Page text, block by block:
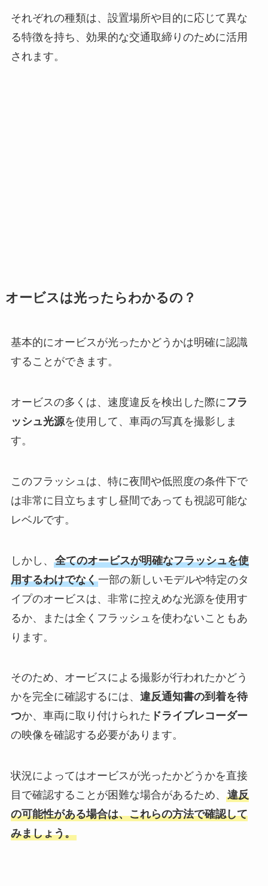
それぞれの種類は、設置場所や目的に応じて異な
る特徴を持ち、効果的な交通取締りのために活用
されます。
オービスは光ったらわかるの？
基本的にオービスが光ったかどうかは明確に認識
することができます。
オービスの多くは、速度違反を検出した際にフラ
ッシュ光源を使用して、車両の写真を撮影しま
す。
このフラッシュは、特に夜間や低照度の条件下で
は非常に目立ちますし昼間であっても視認可能な
レベルです。
しかし、 全てのオービスが明確なフラッシュを使
用するわけでなく一部の新しいモデルや特定のタ
イプのオービスは、非常に控えめな光源を使用す
るか、または全くフラッシュを使わないこともあ
ります。
そのため、オービスによる撮影が行われたかどう
かを完全に確認するには、 違反通知書の到着を待
つか、車両に取り付けられた ドライブレコーダー
の映像を確認する必要があります。
状況によってはオービスが光ったかどうかを直接
目で確認することが困難な場合があるため、 違反
の可能性がある場合は、これらの方法で確認して
みましょう。